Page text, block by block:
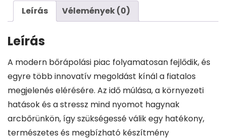
Leírás Vélemények (0)
Leírás
A modern bőrápolási piac folyamatosan fejlődik, és
egyre több innovatív megoldást kínál a fiatalos
megjelenés elérésére. Az idő múlása, a környezeti
hatások és a stressz mind nyomot hagynak
arcbőrünkön, így szükségessé válik egy hatékony,
természetes és megbízható készítmény